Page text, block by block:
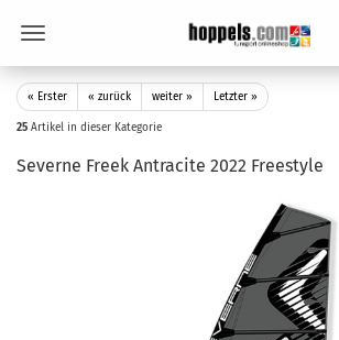
« Erster « zurück weiter » Letzter »
25 Artikel in dieser Kategorie
Severne Freek Antracite 2022 Freestyle